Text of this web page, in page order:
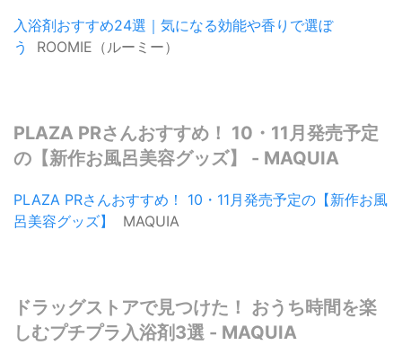
入浴剤おすすめ24選｜気になる効能や香りで選ぼ
う
ROOMIE（ルーミー）
PLAZA PRさんおすすめ！ 10・11月発売予定
の【新作お風呂美容グッズ】 - MAQUIA
PLAZA PRさんおすすめ！ 10・11月発売予定の【新作お風
呂美容グッズ】
MAQUIA
ドラッグストアで見つけた！ おうち時間を楽
しむプチプラ入浴剤3選 - MAQUIA